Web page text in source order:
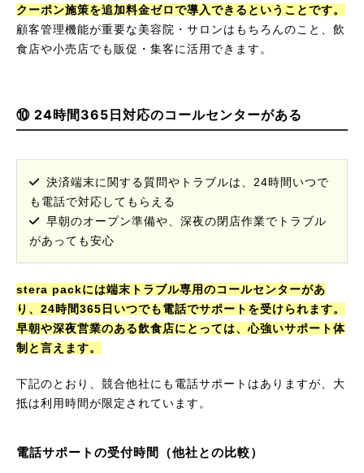
クーポン施策を追加料金ゼロで導入できるということです。
顧客管理機能が重要な美容院・サロンはもちろんのこと、飲
食店や小売店でも販促・集客に活用できます。
⑩ 24時間365日対応のコールセンターがある
決済端末に関する質問やトラブルは、24時間いつで
も電話で対応してもらえる
早朝のオープン準備や、深夜の閉店作業でトラブル
があっても安心
stera packには端末トラブル専用のコールセンターがあ
り、24時間365日いつでも電話でサポートを受けられます。
早朝や深夜営業のある飲食店にとっては、心強いサポート体
制と言えます。
下記のとおり、競合他社にも電話サポートはありますが、大
抵は利用時間が限定されています。
電話サポートの受付時間（他社との比較）